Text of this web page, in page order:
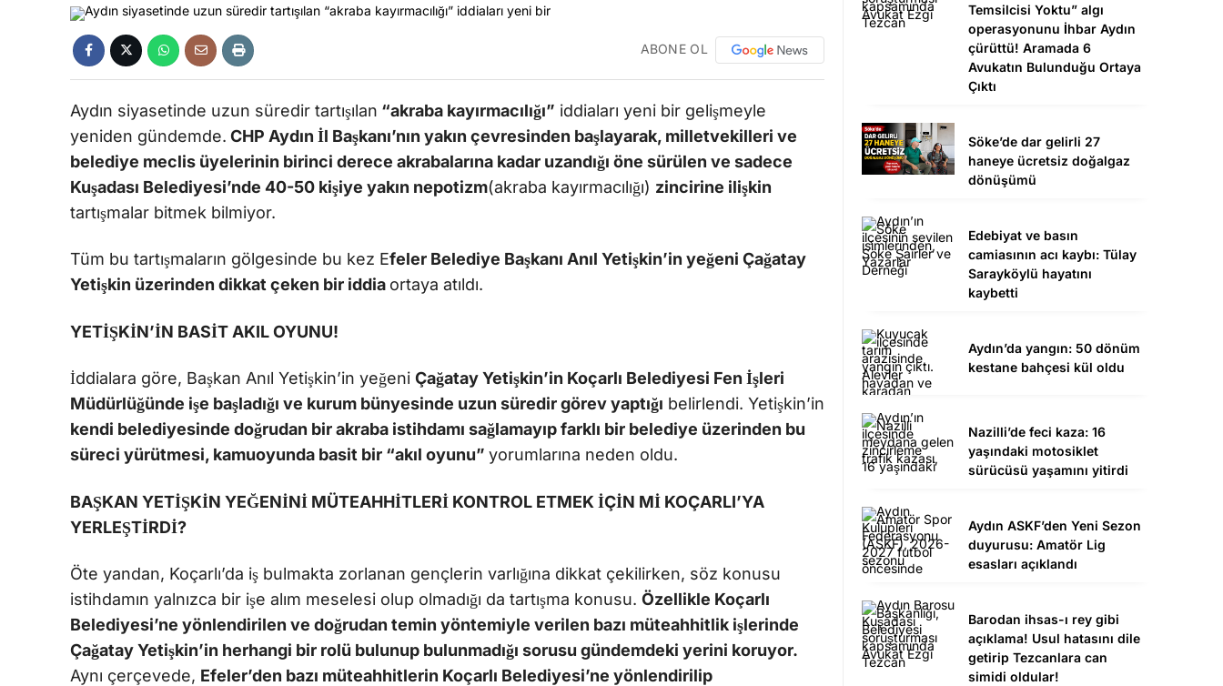
ABONE OL
Aydın siyasetinde uzun süredir tartışılan “akraba kayırmacılığı” iddiaları yeni bir gelişmeyle
yeniden gündemde. CHP Aydın İl Başkanı’nın yakın çevresinden başlayarak, milletvekilleri ve
belediye meclis üyelerinin birinci derece akrabalarına kadar uzandığı öne sürülen ve sadece
Kuşadası Belediyesi’nde 40-50 kişiye yakın nepotizm(akraba kayırmacılığı) zincirine ilişkin
tartışmalar bitmek bilmiyor.
Tüm bu tartışmaların gölgesinde bu kez Efeler Belediye Başkanı Anıl Yetişkin’in yeğeni Çağatay
Yetişkin üzerinden dikkat çeken bir iddia ortaya atıldı.
YETİŞKİN’İN BASİT AKIL OYUNU!
İddialara göre, Başkan Anıl Yetişkin’in yeğeni Çağatay Yetişkin’in Koçarlı Belediyesi Fen İşleri
Müdürlüğünde işe başladığı ve kurum bünyesinde uzun süredir görev yaptığı belirlendi. Yetişkin’in
kendi belediyesinde doğrudan bir akraba istihdamı sağlamayıp farklı bir belediye üzerinden bu
süreci yürütmesi, kamuoyunda basit bir “akıl oyunu” yorumlarına neden oldu.
BAŞKAN YETİŞKİN YEĞENİNİ MÜTEAHHİTLERİ KONTROL ETMEK İÇİN Mİ KOÇARLI’YA
YERLEŞTİRDİ?
Öte yandan, Koçarlı’da iş bulmakta zorlanan gençlerin varlığına dikkat çekilirken, söz konusu
istihdamın yalnızca bir işe alım meselesi olup olmadığı da tartışma konusu. Özellikle Koçarlı
Belediyesi’ne yönlendirilen ve doğrudan temin yöntemiyle verilen bazı müteahhitlik işlerinde
Çağatay Yetişkin’in herhangi bir rolü bulunup bulunmadığı sorusu gündemdeki yerini koruyor.
Aynı çerçevede, Efeler’den bazı müteahhitlerin Koçarlı Belediyesi’ne yönlendirilip
Temsilcisi Yoktu” algı
operasyonunu İhbar Aydın
çürüttü! Aramada 6
Avukatın Bulunduğu Ortaya
Çıktı
Söke’de dar gelirli 27
haneye ücretsiz doğalgaz
dönüşümü
Edebiyat ve basın
camiasının acı kaybı: Tülay
Sarayköylü hayatını
kaybetti
Aydın’da yangın: 50 dönüm
kestane bahçesi kül oldu
Nazilli’de feci kaza: 16
yaşındaki motosiklet
sürücüsü yaşamını yitirdi
Aydın ASKF’den Yeni Sezon
duyurusu: Amatör Lig
esasları açıklandı
Barodan ihsas-ı rey gibi
açıklama! Usul hatasını dile
getirip Tezcanlara can
simidi oldular!